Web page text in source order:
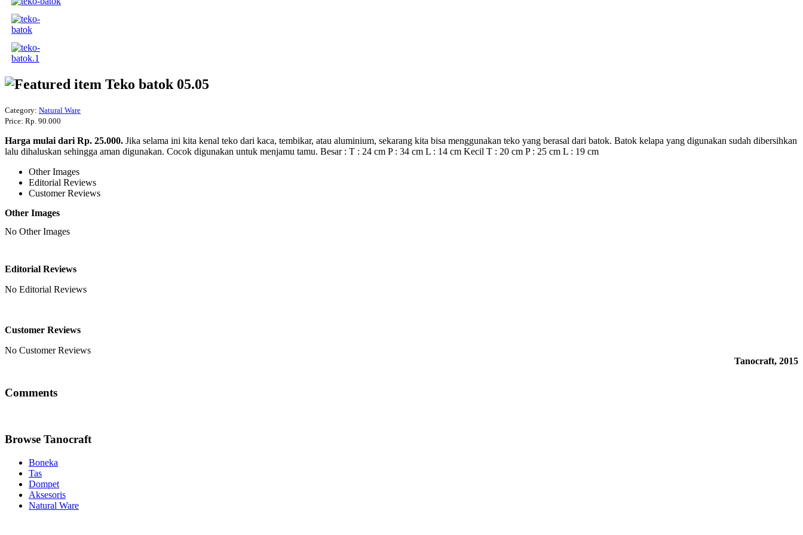
Teko batok 05.05
Category: Natural Ware
Price: Rp. 90.000
Harga mulai dari Rp. 25.000. Jika selama ini kita kenal teko dari kaca, tembikar, atau aluminium, sekarang kita bisa menggunakan teko yang berasal dari batok. Batok kelapa yang digunakan sudah dibersihkan
lalu dihaluskan sehingga aman digunakan. Cocok digunakan untuk menjamu tamu. Besar : T : 24 cm P : 34 cm L : 14 cm Kecil T : 20 cm P : 25 cm L : 19 cm
Other Images
Editorial Reviews
Customer Reviews
Other Images
No Other Images
Editorial Reviews
No Editorial Reviews
Customer Reviews
No Customer Reviews
Tanocraft, 2015
Comments
Browse Tanocraft
Boneka
Tas
Dompet
Aksesoris
Natural Ware